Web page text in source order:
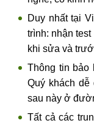
Duy nhất tại
trình: nhận
khi sửa và
Thông tin bảo
Quý khách dễ
sau này ở
Tất cả các